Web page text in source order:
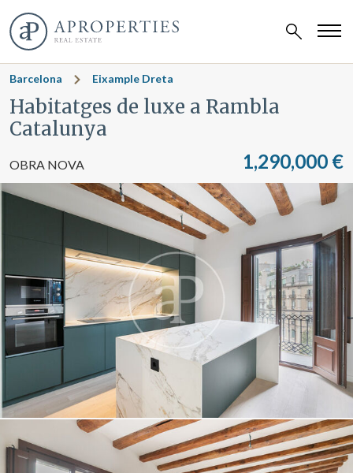
Barcelona Eixample Dreta
Habitatges de luxe a Rambla
Catalunya
OBRA NOVA 1,290,000 €